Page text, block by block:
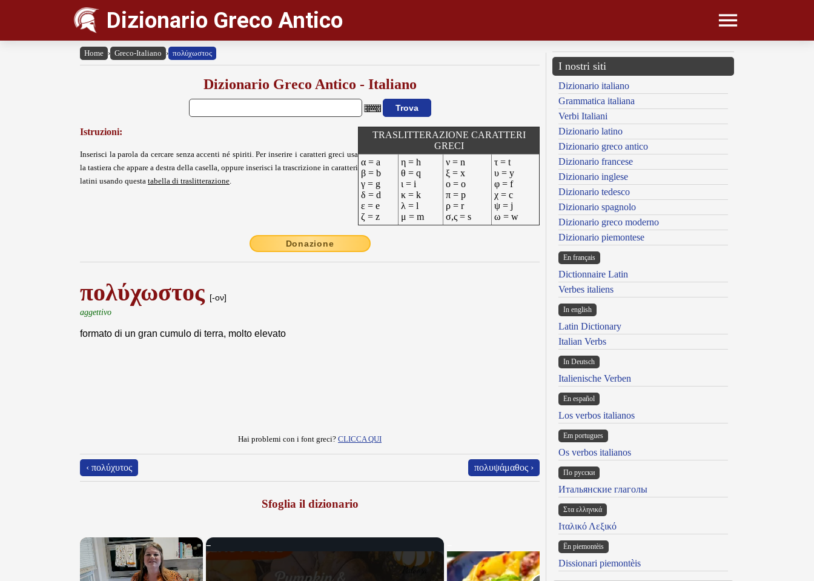
Dizionario Greco Antico
Home › Greco-Italiano › πολύχωστος
Dizionario Greco Antico - Italiano
Istruzioni:
Inserisci la parola da cercare senza accenti né spiriti. Per inserire i caratteri greci usa
la tastiera che appare a destra della casella, oppure inserisci la trascrizione in caratteri
latini usando questa tabella di traslitterazione.
TRASLITTERAZIONE CARATTERI
GRECI
α = a
β = b
γ = g
δ = d
ε = e
ζ = z
η = h
θ = q
ι = i
κ = k
λ = l
μ = m
ν = n
ξ = x
ο = o
π = p
ρ = r
σ,ς = s
τ = t
υ = y
φ = f
χ = c
ψ = j
ω = w
Donazione
πολύχωστος [-ον]
aggettivo
formato di un gran cumulo di terra, molto elevato
Hai problemi con i font greci? CLICCA QUI
‹ πολύχυτος πολυψάμαθος ›
Sfoglia il dizionario
×
I nostri siti
Dizionario italiano
Grammatica italiana
Verbi Italiani
Dizionario latino
Dizionario greco antico
Dizionario francese
Dizionario inglese
Dizionario tedesco
Dizionario spagnolo
Dizionario greco moderno
Dizionario piemontese
En français
Dictionnaire Latin
Verbes italiens
In english
Latin Dictionary
Italian Verbs
In Deutsch
Italienische Verben
En español
Los verbos italianos
Em portugues
Os verbos italianos
По русски
Итальянские глаголы
Στα ελληνικά
Ιταλικό Λεξικό
Ën piemontèis
Dissionari piemontèis